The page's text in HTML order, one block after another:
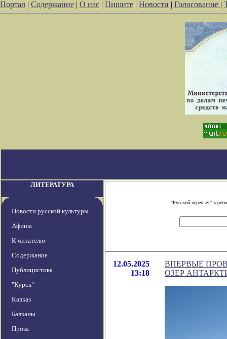
Портал | Содержание | О нас | Пишите | Новости | Голосование |
ЛИТЕРАТУРА
Новости русской культуры
Афиша
К читателю
Содержание
Публицистика
"Курск"
Кавказ
Балканы
Проза
"Русский переплет"
12.05.2025
13:18
ВПЕРВЫЕ
ОЗЕР